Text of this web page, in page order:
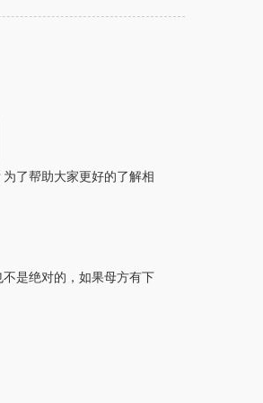
了帮助大家更好的了解相
是绝对的，如果母方有下